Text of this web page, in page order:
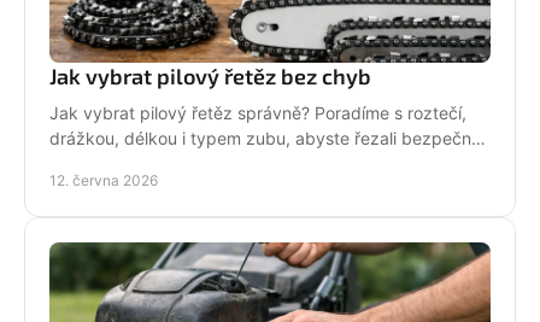
Jak vybrat pilový řetěz bez chyb
Jak vybrat pilový řetěz správně? Poradíme s roztečí,
drážkou, délkou i typem zubu, abyste řezali bezpečně,
12. června 2026